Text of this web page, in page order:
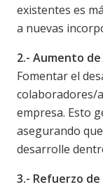
existentes es
a nuevas
2.- Aumento
Fomentar el
colaboradores/
empresa. Esto
asegurando
desarrolle
3.- Refuerzo